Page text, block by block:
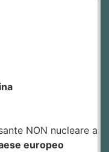
NON nucleare a
europeo